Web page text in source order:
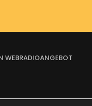
WEBRADIOANGEBOT